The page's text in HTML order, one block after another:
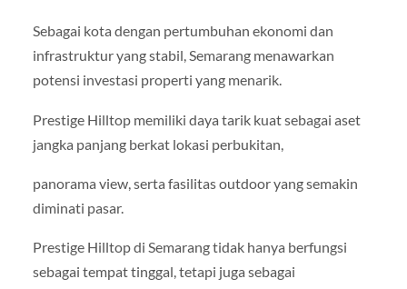
Sebagai kota dengan pertumbuhan ekonomi dan
infrastruktur yang stabil, Semarang menawarkan
potensi investasi properti yang menarik.
Prestige Hilltop memiliki daya tarik kuat sebagai aset
jangka panjang berkat lokasi perbukitan,
panorama view, serta fasilitas outdoor yang semakin
diminati pasar.
Prestige Hilltop di Semarang tidak hanya berfungsi
sebagai tempat tinggal, tetapi juga sebagai